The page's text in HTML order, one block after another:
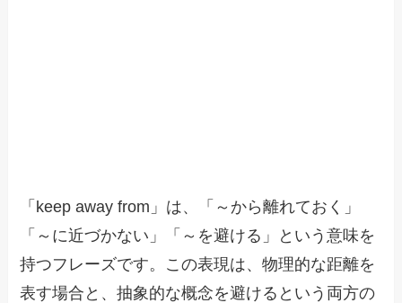
「keep away from」は、「～から離れておく」
「～に近づかない」「～を避ける」という意味を
持つフレーズです。この表現は、物理的な距離を
表す場合と、抽象的な概念を避けるという両方の